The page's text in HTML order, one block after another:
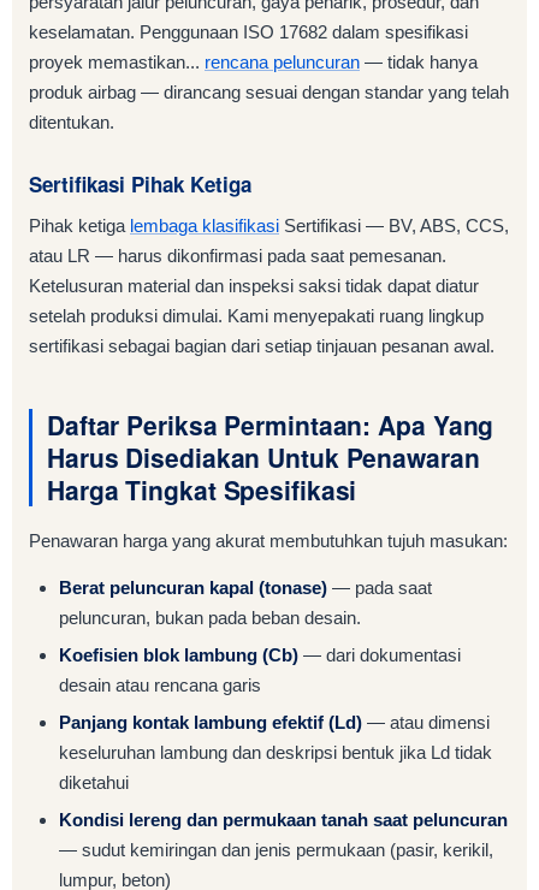
keselamatan. Penggunaan ISO 17682 dalam spesifikasi
proyek memastikan... rencana peluncuran — tidak hanya
produk airbag — dirancang sesuai dengan standar yang telah
ditentukan.
Sertifikasi Pihak Ketiga
Pihak ketiga lembaga klasifikasi Sertifikasi — BV, ABS, CCS,
atau LR — harus dikonfirmasi pada saat pemesanan.
Ketelusuran material dan inspeksi saksi tidak dapat diatur
setelah produksi dimulai. Kami menyepakati ruang lingkup
sertifikasi sebagai bagian dari setiap tinjauan pesanan awal.
Daftar Periksa Permintaan: Apa Yang
Harus Disediakan Untuk Penawaran
Harga Tingkat Spesifikasi
Penawaran harga yang akurat membutuhkan tujuh masukan:
Berat peluncuran kapal (tonase)— pada saat
peluncuran, bukan pada beban desain.
Koefisien blok lambung (Cb)— dari dokumentasi
desain atau rencana garis
Panjang kontak lambung efektif (Ld)— atau dimensi
keseluruhan lambung dan deskripsi bentuk jika Ld tidak
diketahui
Kondisi lereng dan permukaan tanah saat peluncuran
— sudut kemiringan dan jenis permukaan (pasir, kerikil,
lumpur, beton)